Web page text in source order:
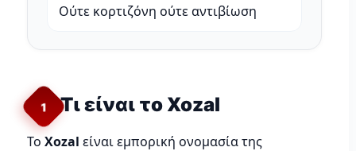
Ούτε κορτιζόνη ούτε αντιβίωση
1 Τι είναι το Xozal
Το Xozal είναι εμπορική ονομασία της